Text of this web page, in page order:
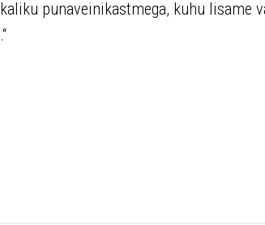
punaveinikastmega, kuhu lisame